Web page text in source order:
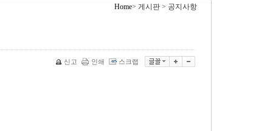
Home> 게시판 > 공지사항
신고 인쇄 스크랩